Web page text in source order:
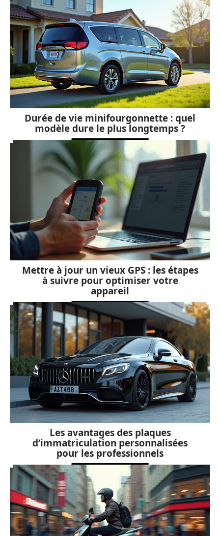
Durée de vie minifourgonnette : quel
modèle dure le plus longtemps ?
Mettre à jour un vieux GPS : les étapes
à suivre pour optimiser votre
appareil
Les avantages des plaques
d’immatriculation personnalisées
pour les professionnels